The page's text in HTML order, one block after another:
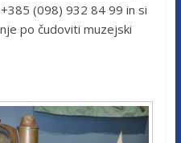
(098) 932 84 99 in si
po čudoviti muzejski